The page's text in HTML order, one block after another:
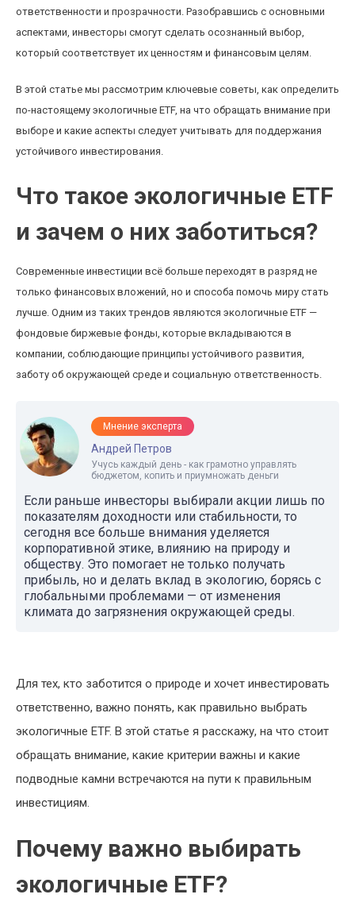
ответственности и прозрачности. Разобравшись с основными
аспектами, инвесторы смогут сделать осознанный выбор,
который соответствует их ценностям и финансовым целям.
В этой статье мы рассмотрим ключевые советы, как определить
по-настоящему экологичные ETF, на что обращать внимание при
выборе и какие аспекты следует учитывать для поддержания
устойчивого инвестирования.
Что такое экологичные ETF
и зачем о них заботиться?
Современные инвестиции всё больше переходят в разряд не
только финансовых вложений, но и способа помочь миру стать
лучше. Одним из таких трендов являются экологичные ETF —
фондовые биржевые фонды, которые вкладываются в
компании, соблюдающие принципы устойчивого развития,
заботу об окружающей среде и социальную ответственность.
Мнение эксперта
Андрей Петров
Учусь каждый день - как грамотно управлять
бюджетом, копить и приумножать деньги
Если раньше инвесторы выбирали акции лишь по
показателям доходности или стабильности, то
сегодня все больше внимания уделяется
корпоративной этике, влиянию на природу и
обществу. Это помогает не только получать
прибыль, но и делать вклад в экологию, борясь с
глобальными проблемами — от изменения
климата до загрязнения окружающей среды.
Для тех, кто заботится о природе и хочет инвестировать
ответственно, важно понять, как правильно выбрать
экологичные ETF. В этой статье я расскажу, на что стоит
обращать внимание, какие критерии важны и какие
подводные камни встречаются на пути к правильным
инвестициям.
Почему важно выбирать
экологичные ETF?